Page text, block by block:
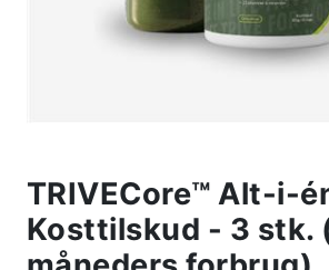
TRIVECore™ Alt-i-
Kosttilskud - 3 stk.